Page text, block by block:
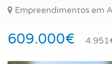
Empreendimentos em
609.000€